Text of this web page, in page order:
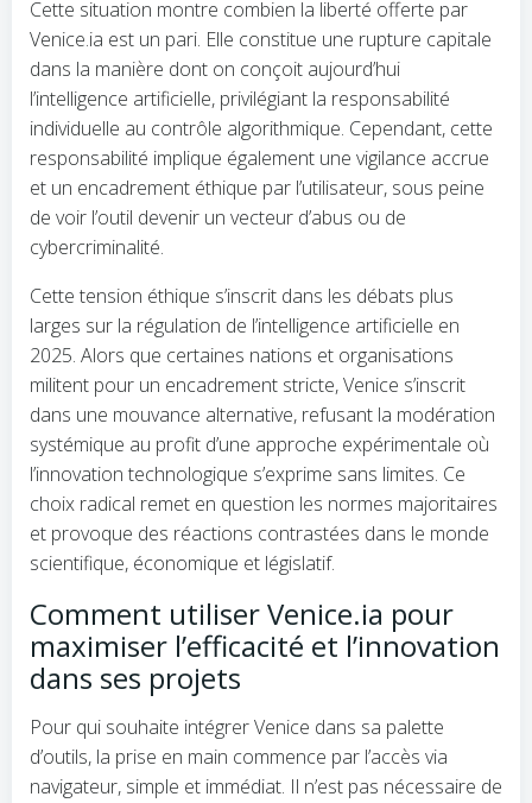
Cette situation montre combien la liberté offerte par
Venice.ia est un pari. Elle constitue une rupture capitale
dans la manière dont on conçoit aujourd’hui
l’intelligence artificielle, privilégiant la responsabilité
individuelle au contrôle algorithmique. Cependant, cette
responsabilité implique également une vigilance accrue
et un encadrement éthique par l’utilisateur, sous peine
de voir l’outil devenir un vecteur d’abus ou de
cybercriminalité.
Cette tension éthique s’inscrit dans les débats plus
larges sur la régulation de l’intelligence artificielle en
2025. Alors que certaines nations et organisations
militent pour un encadrement stricte, Venice s’inscrit
dans une mouvance alternative, refusant la modération
systémique au profit d’une approche expérimentale où
l’innovation technologique s’exprime sans limites. Ce
choix radical remet en question les normes majoritaires
et provoque des réactions contrastées dans le monde
scientifique, économique et législatif.
Comment utiliser Venice.ia pour
maximiser l’efficacité et l’innovation
dans ses projets
Pour qui souhaite intégrer Venice dans sa palette
d’outils, la prise en main commence par l’accès via
navigateur, simple et immédiat. Il n’est pas nécessaire de